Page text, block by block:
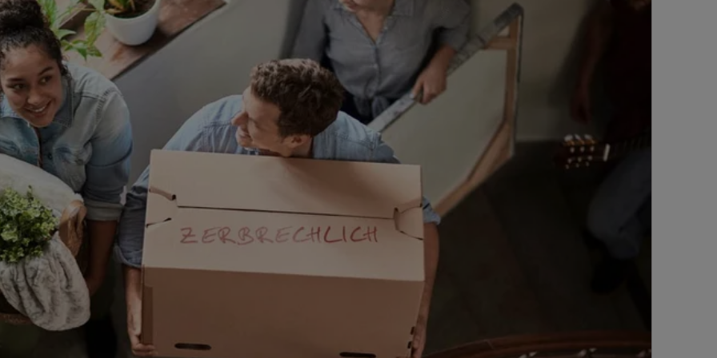
39340 Haldensleben
ERGO
22
39340
ERGO
22, 39340
ERGO